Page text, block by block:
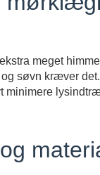
meget
søvn kræver
minimere